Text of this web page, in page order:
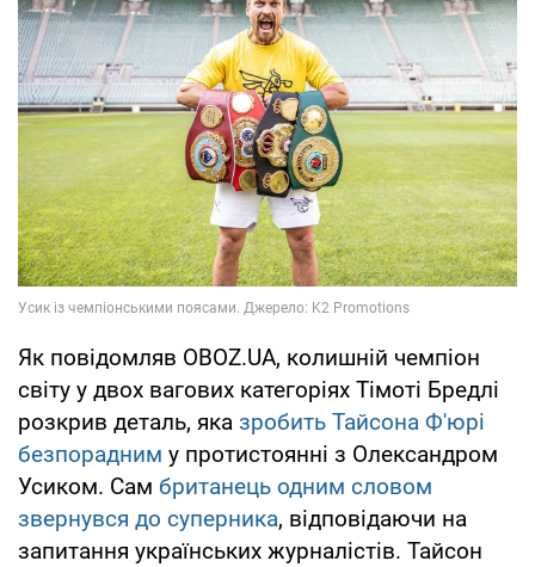
Як повідомляв OBOZ.UA, колишній чемпіон
світу у двох вагових категоріях Тімоті Бредлі
розкрив деталь, яка зробить Тайсона Ф'юрі
безпорадним у протистоянні з Олександром
Усиком. Сам британець одним словом
звернувся до суперника, відповідаючи на
запитання українських журналістів. Тайсон